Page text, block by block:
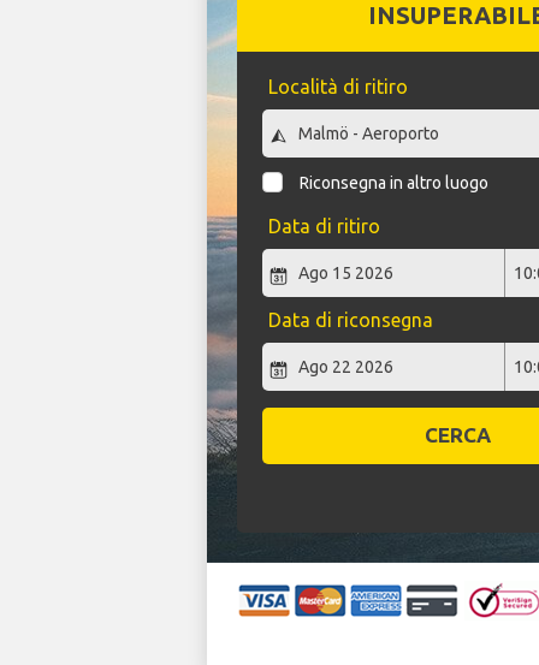
Località di ritiro
Riconsegna in altro luogo
Data di ritiro
Data di riconsegna
CERCA